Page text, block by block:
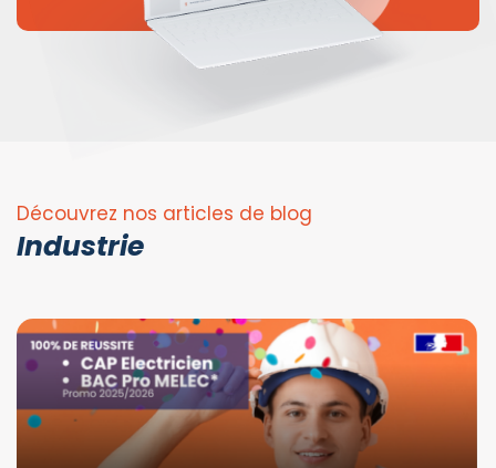
Découvrez nos articles de blog
Industrie